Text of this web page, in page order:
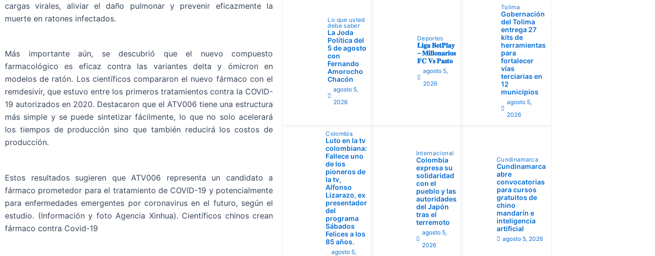
cargas virales, aliviar el daño pulmonar y prevenir eficazmente la
muerte en ratones infectados.
Más importante aún, se descubrió que el nuevo compuesto
farmacológico es eficaz contra las variantes delta y ómicron en
modelos de ratón. Los científicos compararon el nuevo fármaco con el
remdesivir, que estuvo entre los primeros tratamientos contra la COVID-
19 autorizados en 2020. Destacaron que el ATV006 tiene una estructura
más simple y se puede sintetizar fácilmente, lo que no solo acelerará
los tiempos de producción sino que también reducirá los costos de
producción.
Estos resultados sugieren que ATV006 representa un candidato a
fármaco prometedor para el tratamiento de COVID-19 y potencialmente
para enfermedades emergentes por coronavirus en el futuro, según el
estudio. (Información y foto Agencia Xinhua). Científicos chinos crean
fármaco contra Covid-19
Lo que usted
debe saber
La Joda
Política del
5 de agosto
con
Fernando
Amorocho
Chacón
agosto 5,
2026
Deportes
𝐋𝐢𝐠𝐚 𝐁𝐞𝐭𝐏𝐥𝐚𝐲
– 𝐌𝐢𝐥𝐥𝐨𝐧𝐚𝐫𝐢𝐨𝐬
𝐅𝐂 𝐕𝐬 𝐏𝐚𝐬𝐭𝐨
agosto 5,
2026
Tolima
Gobernación
del Tolima
entrega 27
kits de
herramientas
para
fortalecer
vías
terciarias en
12
municipios
agosto 5,
2026
Colombia
Luto en la tv
colombiana:
Fallece uno
de los
pioneros de
la tv,
Alfonso
Lizarazo, ex
presentador
del
programa
Sábados
Felices a los
85 años.
agosto 5,
Internacional
Colombia
expresa su
solidaridad
con el
pueblo y las
autoridades
del Japón
tras el
terremoto
agosto 5,
2026
Cundinamarca
Cundinamarca
abre
convocatorias
para cursos
gratuitos de
chino
mandarín e
inteligencia
artificial
agosto 5, 2026